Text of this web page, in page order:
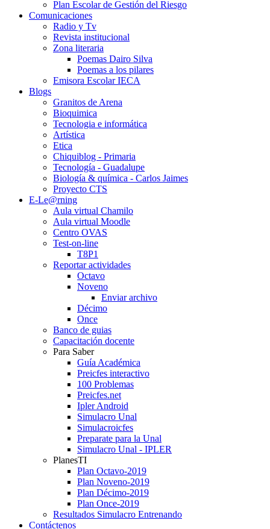
Plan Escolar de Gestión del Riesgo
Comunicaciones
Radio y Tv
Revista institucional
Zona literaria
Poemas Dairo Silva
Poemas a los pilares
Emisora Escolar IECA
Blogs
Granitos de Arena
Bioquimica
Tecnologia e informática
Artística
Etica
Chiquiblog - Primaria
Tecnología - Guadalupe
Biología & química - Carlos Jaimes
Proyecto CTS
E-Le@rning
Aula virtual Chamilo
Aula virtual Moodle
Centro OVAS
Test-on-line
T8P1
Reportar actividades
Octavo
Noveno
Enviar archivo
Décimo
Once
Banco de guias
Capacitación docente
Para Saber
Guía Académica
Preicfes interactivo
100 Problemas
Preicfes.net
Ipler Android
Simulacro Unal
Simulacroicfes
Preparate para la Unal
Simulacro Unal - IPLER
PlanesTI
Plan Octavo-2019
Plan Noveno-2019
Plan Décimo-2019
Plan Once-2019
Resultados Simulacro Entrenando
Contáctenos